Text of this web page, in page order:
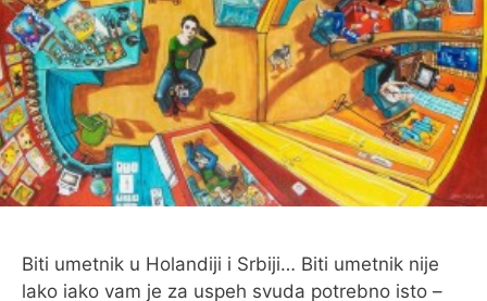
O MENI
Biti umetnik u Holandiji i Srbiji… Biti umetnik nije
lako iako vam je za uspeh svuda potrebno isto –